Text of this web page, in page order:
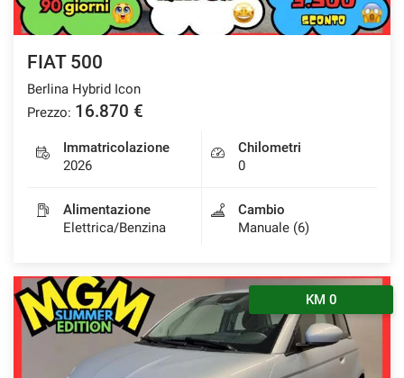
FIAT 500
Berlina Hybrid Icon
Prezzo: 16.870 €
Immatricolazione
2026
Chilometri
0
Alimentazione
Elettrica/Benzina
Cambio
Manuale (6)
KM 0
Salva
impostazioni